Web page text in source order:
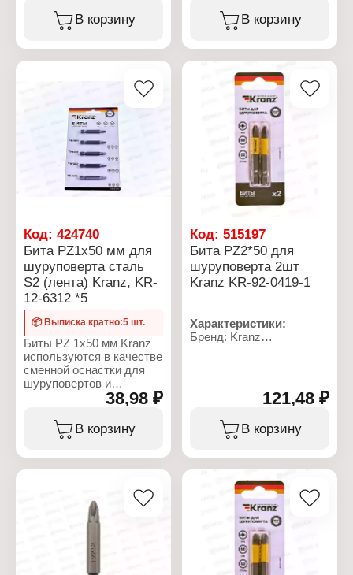
Назначение: для
шуруповерта
Количество: 5 шт
Особенность:
намагниченный
наконечник
В корзину
Вариация:
односторонняя
Наконечник: PZ1
Длина: 50 мм
Количество: 2 шт
Особенность:
намагниченный
наконечник
В корзину
Код: 424740
Бита PZ1x50 мм для
шуруповерта сталь
S2 (лента) Kranz, KR-
12-6312 *5
📦 Выписка кратно:5 шт.
Биты PZ 1x50 мм Kranz
используются в качестве
сменной оснастки для
шуруповертов и
отверток, при работе с
саморезами, шурупами
или винтами типа
Pozidriv. Биты имеют
Бренд: Kranz
Артикул: KR-12-6312
Тип товара: Бита
38,98 ₽
В корзину
Код:515197
Бита PZ2*50 для
шуруповерта 2шт
Kranz KR-92-0419-1
Характеристики:
Бренд: Kranz
односторонняя
Материал: сталь S2
Длина: 50 мм
Количество: 2 шт
Особенность:
намагниченный
наконечник
121,48 ₽
В корзину